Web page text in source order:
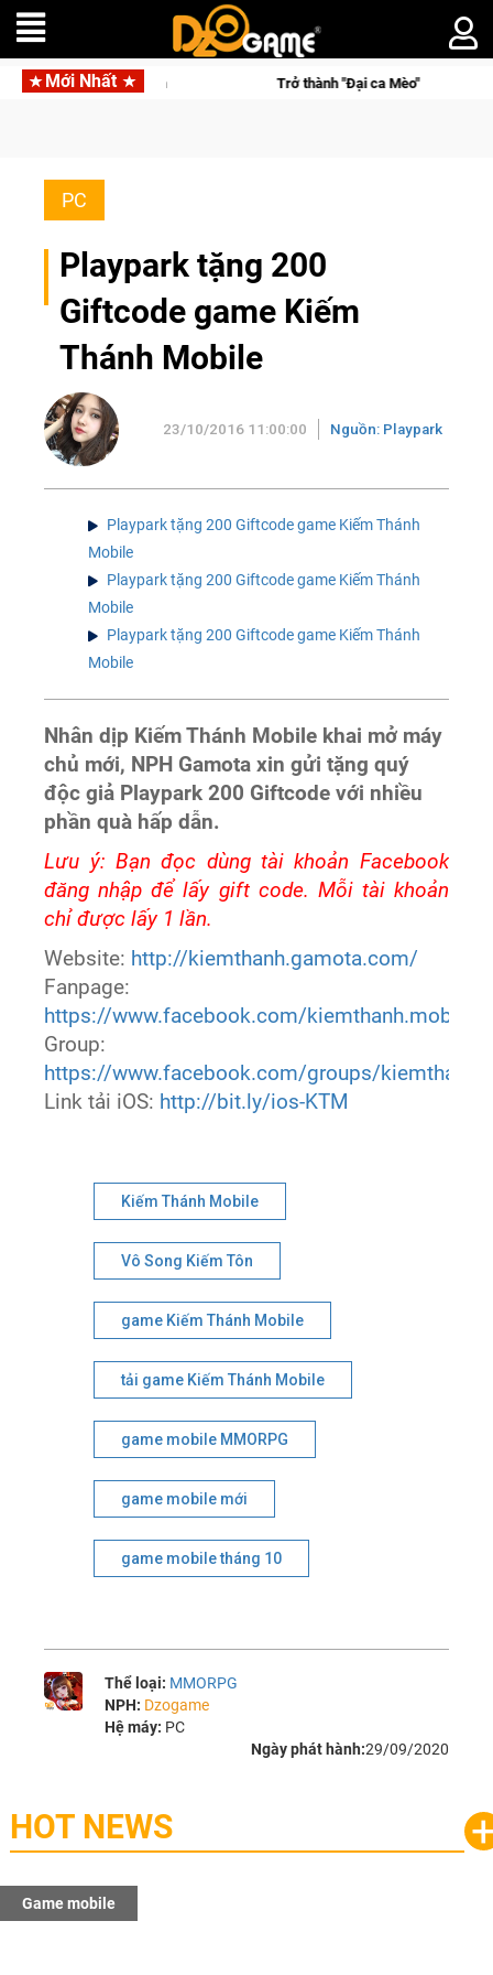
Mới Nhất
lên ngôi vô địch Trở thành "Đại ca Mèo" khuấy đảo thế
PC
Playpark tặng 200
Giftcode game Kiếm
Thánh Mobile
23/10/2016 11:00:00 Nguồn: Playpark
Playpark tặng 200 Giftcode game Kiếm Thánh
Mobile
Playpark tặng 200 Giftcode game Kiếm Thánh
Mobile
Playpark tặng 200 Giftcode game Kiếm Thánh
Mobile
Nhân dịp Kiếm Thánh Mobile khai mở máy
chủ mới, NPH Gamota xin gửi tặng quý
độc giả Playpark 200 Giftcode với nhiều
phần quà hấp dẫn.
Lưu ý: Bạn đọc dùng tài khoản Facebook
đăng nhập để lấy gift code. Mỗi tài khoản
chỉ được lấy 1 lần.
Website: http://kiemthanh.gamota.com/
Fanpage:
https://www.facebook.com/kiemthanh.mobi
Group:
https://www.facebook.com/groups/
Link tải iOS: http://bit.ly/ios-KTM
Kiếm Thánh Mobile
Vô Song Kiếm Tôn
game Kiếm Thánh Mobile
tải game Kiếm Thánh Mobile
game mobile MMORPG
game mobile mới
game mobile tháng 10
Thể loại: MMORPG
NPH: Dzogame
Hệ máy: PC
Ngày phát hành:29/09/2020
HOT NEWS